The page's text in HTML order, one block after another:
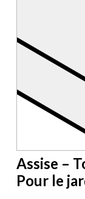
Assise –
Pour le